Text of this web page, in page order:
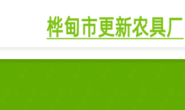
全国统一24小时服务热线：